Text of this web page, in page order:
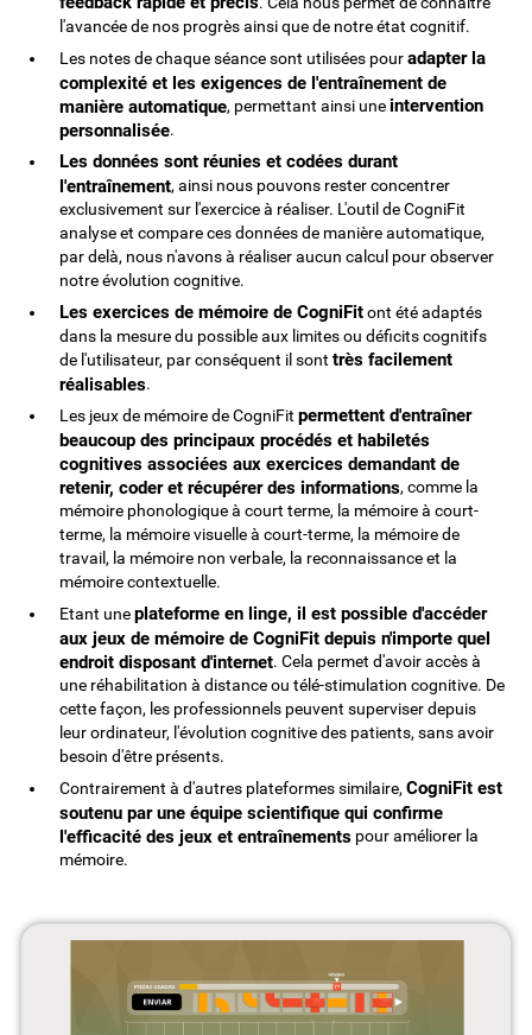
l'avancée de nos progrès ainsi que de notre état cognitif.
Les notes de chaque séance sont utilisées pouradapter la
complexité et les exigences de l'entraînement de
manière automatique, permettant ainsi uneintervention
personnalisée.
Les données sont réunies et codées durant
l'entraînement, ainsi nous pouvons rester concentrer
exclusivement sur l'exercice à réaliser. L'outil de CogniFit
analyse et compare ces données de manière automatique,
par delà, nous n'avons à réaliser aucun calcul pour observer
notre évolution cognitive.
Les exercices de mémoire de CogniFitont été adaptés
dans la mesure du possible aux limites ou déficits cognitifs
de l'utilisateur, par conséquent il sonttrès facilement
réalisables.
Les jeux de mémoire de CogniFitpermettent d'entraîner
beaucoup des principaux procédés et habiletés
cognitives associées aux exercices demandant de
retenir, coder et récupérer des informations, comme la
mémoire phonologique à court terme, la mémoire à court-
terme, la mémoire visuelle à court-terme, la mémoire de
travail, la mémoire non verbale, la reconnaissance et la
mémoire contextuelle.
Etant uneplateforme en linge, il est possible d'accéder
aux jeux de mémoire de CogniFit depuis n'importe quel
endroit disposant d'internet. Cela permet d'avoir accès à
une réhabilitation à distance ou télé-stimulation cognitive. De
cette façon, les professionnels peuvent superviser depuis
leur ordinateur, l'évolution cognitive des patients, sans avoir
besoin d'être présents.
Contrairement à d'autres plateformes similaire,CogniFit est
soutenu par une équipe scientifique qui confirme
l'efficacité des jeux et entraînements pour améliorer la
mémoire.